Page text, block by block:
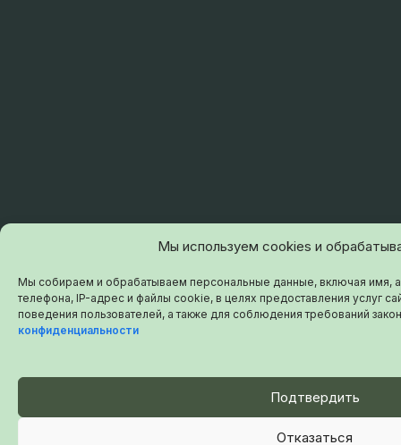
Мы используем cookies и
Мы собираем и обрабатываем персональные данные, включая имя,
телефона, IP-адрес и файлы cookie, в целях предоставления услуг
поведения пользователей, а также для соблюдения требований
конфиденциальности
Подтвердить
Отказаться